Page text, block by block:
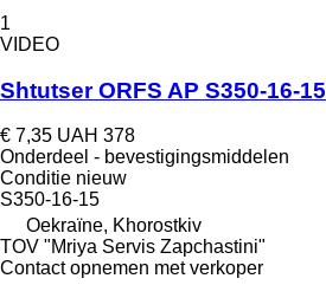
1
VIDEO
Shtutser ORFS AP S350-16-15
€ 7,35 UAH 378
Onderdeel - bevestigingsmiddelen
Conditie nieuw
S350-16-15
Oekraïne, Khorostkiv
TOV "Mriya Servis Zapchastini"
Contact opnemen met verkoper